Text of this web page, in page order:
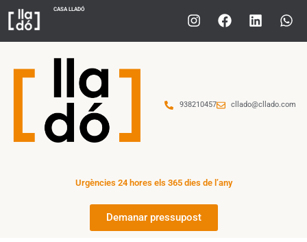
CASA LLADÓ
938210457 cllado@cllado.com
Urgències 24 hores els 365 dies de l’any
Demanar pressupost